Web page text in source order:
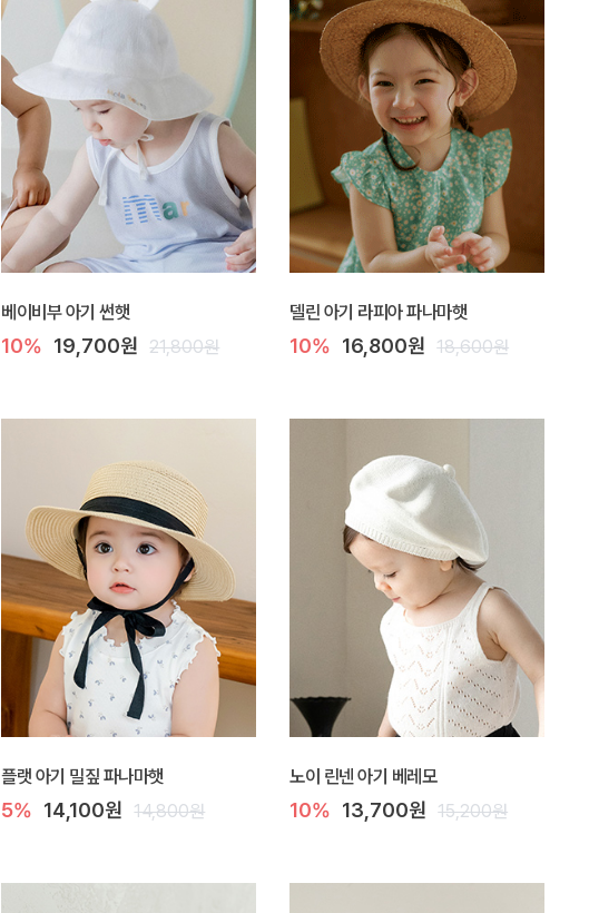
베이비부 아기 썬햇
10% 19,700원 21,800원
델린 아기 라피아 파나마햇
10% 16,800원 18,600원
플랫 아기 밀짚 파나마햇
5% 14,100원 14,800원
노이 린넨 아기 베레모
10% 13,700원 15,200원